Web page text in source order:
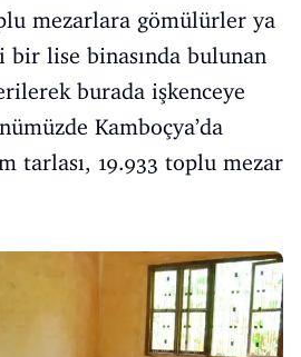
mezarlara gömülürler ya
bir lise binasında bulunan
burada işkenceye
Kamboçya’da
tarlası, 19.933 toplu mezar